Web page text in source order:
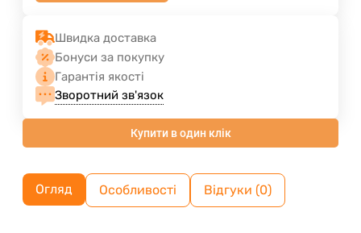
Швидка доставка
Бонуси за покупку
Гарантія якості
Зворотний зв'язок
Купити в один клік
Огляд Особливості Відгуки (0)